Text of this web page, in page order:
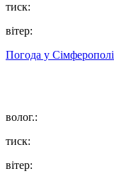
тиск:
вітер:
Погода у Сімферополі
волог.:
тиск:
вітер: